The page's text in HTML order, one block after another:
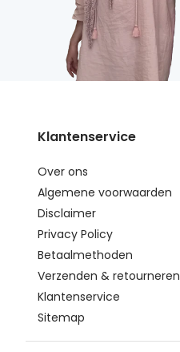
Klantenservice
Over ons
Algemene voorwaarden
Disclaimer
Privacy Policy
Betaalmethoden
Verzenden & retourneren
Klantenservice
Sitemap